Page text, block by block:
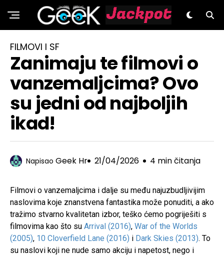
GeeK.hr
FILMOVI I SF
Zanimaju te filmovi o
vanzemaljcima? Ovo
su jedni od najboljih
ikad!
Napisao Geek Hr 21/04/2026 4 min čitanja
Filmovi o vanzemaljcima i dalje su među najuzbudljivijim
naslovima koje znanstvena fantastika može ponuditi, a ako
tražimo stvarno kvalitetan izbor, teško ćemo pogriješiti s
filmovima kao što su Arrival (2016), War of the Worlds
(2005), 10 Cloverfield Lane (2016) i Dark Skies (2013). To
su naslovi koji ne nude samo akciju i napetost, nego i